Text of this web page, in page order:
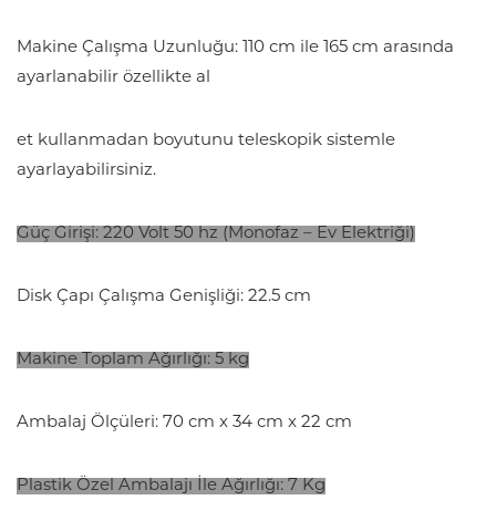
Makine Çalışma Uzunluğu: 110 cm ile 165 cm arasında
ayarlanabilir özellikte al
et kullanmadan boyutunu teleskopik sistemle
ayarlayabilirsiniz.
Güç Girişi: 220 Volt 50 hz (Monofaz – Ev Elektriği)
Disk Çapı Çalışma Genişliği: 22.5 cm
Makine Toplam Ağırlığı: 5 kg
Ambalaj Ölçüleri: 70 cm x 34 cm x 22 cm
Plastik Özel Ambalajı İle Ağırlığı: 7 Kg